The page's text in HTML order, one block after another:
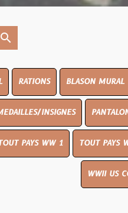
BLASON MURAL
PANTALON/SHORT/
1 TOUT PAYS WW2 US
WWII US COPIE